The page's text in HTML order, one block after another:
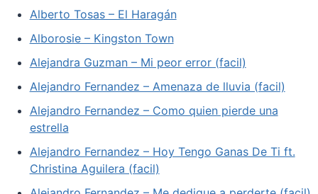
Alberto Tosas – El Haragán
Alborosie – Kingston Town
Alejandra Guzman – Mi peor error (facil)
Alejandro Fernandez – Amenaza de lluvia (facil)
Alejandro Fernandez – Como quien pierde una
estrella
Alejandro Fernandez – Hoy Tengo Ganas De Ti ft.
Christina Aguilera (facil)